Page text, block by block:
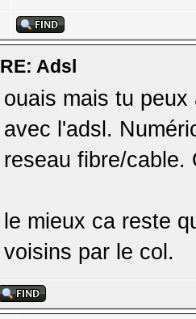
RE: Adsl
ouais mais tu
avec l'adsl.
reseau fibre/cable.
le mieux ca reste
voisins par le col.